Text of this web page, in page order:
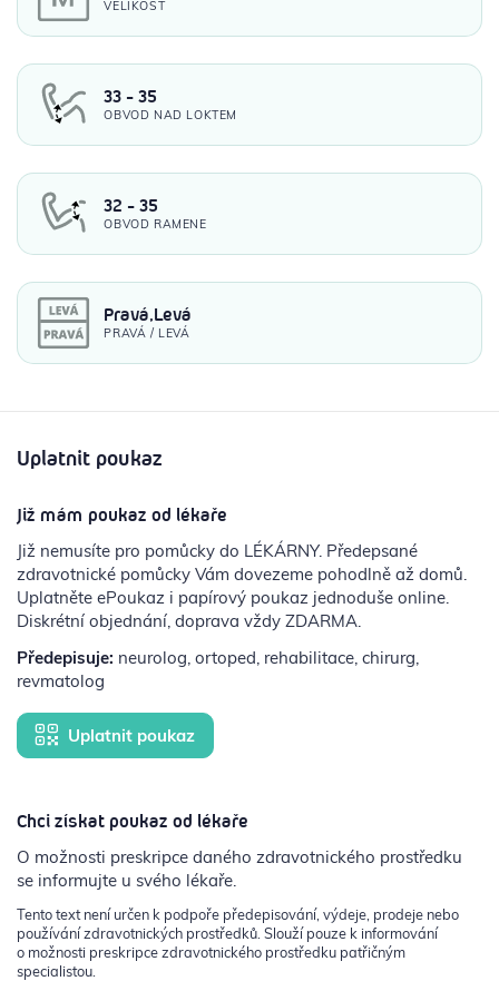
VELIKOST
33 - 35
OBVOD NAD LOKTEM
32 - 35
OBVOD RAMENE
Pravá,Levá
PRAVÁ / LEVÁ
Uplatnit poukaz
Již mám poukaz od lékaře
Již nemusíte pro pomůcky do LÉKÁRNY. Předepsané
zdravotnické pomůcky Vám dovezeme pohodlně až domů.
Uplatněte ePoukaz i papírový poukaz jednoduše online.
Diskrétní objednání, doprava vždy ZDARMA.
Předepisuje: neurolog, ortoped, rehabilitace, chirurg,
revmatolog
Uplatnit poukaz
Chci získat poukaz od lékaře
O možnosti preskripce daného zdravotnického prostředku
se informujte u svého lékaře.
Tento text není určen k podpoře předepisování, výdeje, prodeje nebo
používání zdravotnických prostředků. Slouží pouze k informování
o možnosti preskripce zdravotnického prostředku patřičným
specialistou.